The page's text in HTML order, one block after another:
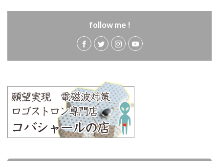
follow me !